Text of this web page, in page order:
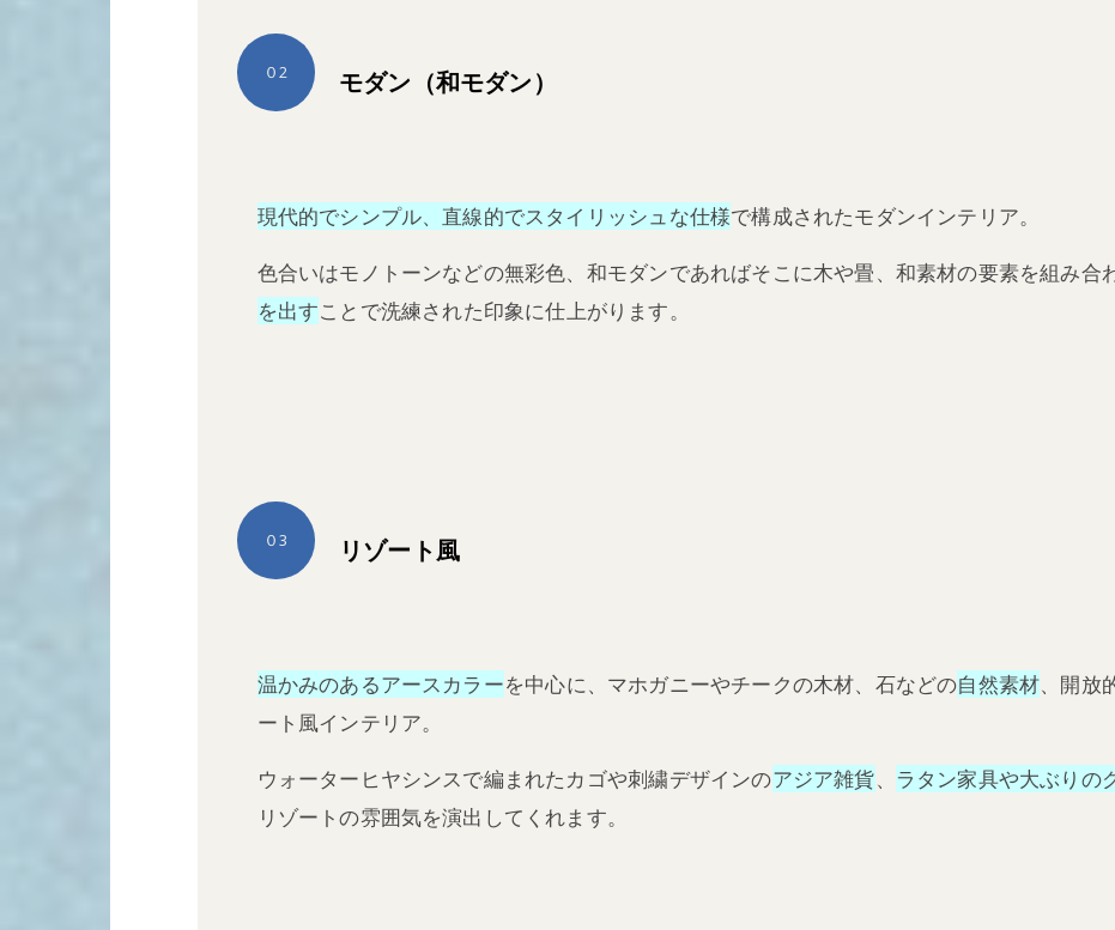
モダン（和モダン）
０2
現代的でシンプル、直線的でスタイリッシュな仕様で構成されたモダンインテリア。
色合いはモノトーンなどの無彩色、和モダンであればそこに木や畳、和素材の要素を組み合
を出すことで洗練された印象に仕上がります。
リゾート風
０3
温かみのあるアースカラーを中心に、マホガニーやチークの木材、石などの自然素材、開放
ート風インテリア。
ウォーターヒヤシンスで編まれたカゴや刺繍デザインのアジア雑貨、 ラタン家具や大ぶりの
リゾートの雰囲気を演出してくれます。